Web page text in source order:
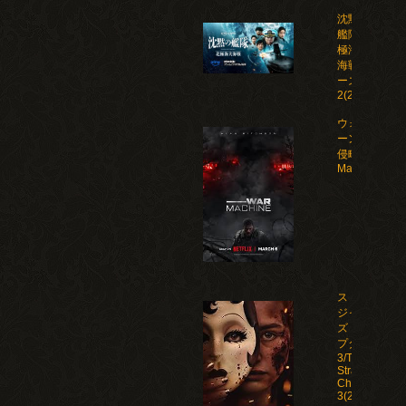
沈黙の
艦隊 北
極海大
海戦 シ
ーズン
2(2026)
ウォー・マシ
ーン: 未知な
侵略者/War
ストレン
ジャー
ズ：チャ
プター
3/The
Strangers:
Chapter
3(2026)